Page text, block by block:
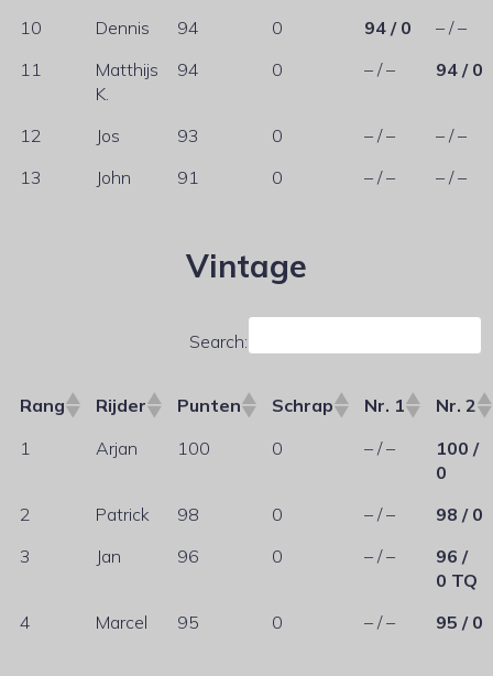
10
Dennis 94 0 94 / 0
– / –
11
Matthijs
K.
94 0 – / – 94 / 0
12 Jos 93 0 – / –
– / –
13
John 91 0 – / – – / –
Vintage
Search:
Rang Rijder Punten Schrap Nr. 1
Nr. 2
1
Arjan 100 0 – / –
100 /
0
2
Patrick 98 0 – / –
98 / 0
3
Jan 96 0 – / –
96 /
0 TQ
4
Marcel 95 0 – / – 95 / 0